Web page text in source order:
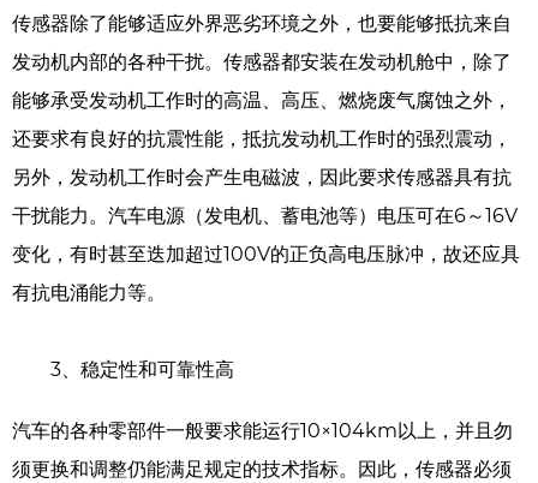
传感器除了能够适应外界恶劣环境之外，也要能够抵抗来自
发动机内部的各种干扰。传感器都安装在发动机舱中，除了
能够承受发动机工作时的高温、高压、燃烧废气腐蚀之外，
还要求有良好的抗震性能，抵抗发动机工作时的强烈震动，
另外，发动机工作时会产生电磁波，因此要求传感器具有抗
干扰能力。汽车电源（发电机、蓄电池等）电压可在6～16V
变化，有时甚至迭加超过100V的正负高电压脉冲，故还应具
有抗电涌能力等。
3、稳定性和可靠性高
汽车的各种零部件一般要求能运行10×104km以上，并且勿
须更换和调整仍能满足规定的技术指标。因此，传感器必须